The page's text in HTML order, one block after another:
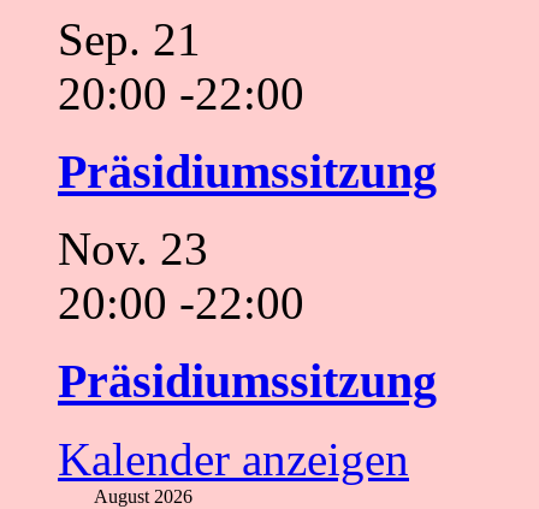
Sep. 21
20:00 -22:00
Präsidiumssitzung
Nov. 23
20:00 -22:00
Präsidiumssitzung
Kalender anzeigen
August 2026